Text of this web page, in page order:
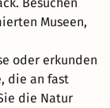
Museen,
oder erkunden
die an fast
die Natur